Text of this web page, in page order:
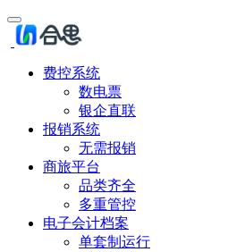
费控系统
数电票
银企直联
报销系统
无需报销
商旅平台
品类齐全
多重管控
电子会计档案
单套制运行